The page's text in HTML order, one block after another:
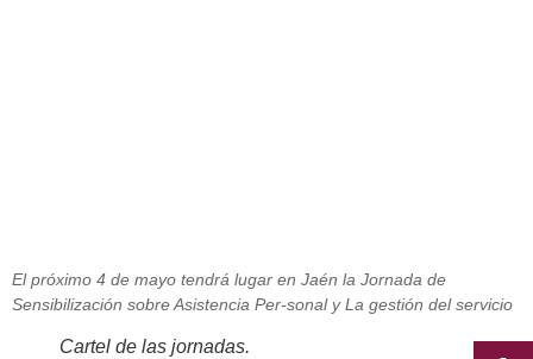
El próximo 4 de mayo tendrá lugar en Jaén la Jornada de
Sensibilización sobre Asistencia Per-sonal y La gestión del servicio
Cartel de las jornadas.